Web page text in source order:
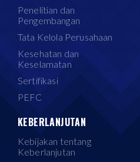
Penelitian dan
Pengembangan
Tata Kelola Perusahaan
Kesehatan dan
Keselamatan
Sertifikasi
PEFC
KEBERLANJUTAN
Kebijakan tentang
Keberlanjutan